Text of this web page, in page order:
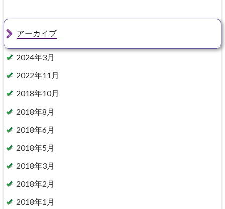
アーカイブ
2024年3月
2022年11月
2018年10月
2018年8月
2018年6月
2018年5月
2018年3月
2018年2月
2018年1月